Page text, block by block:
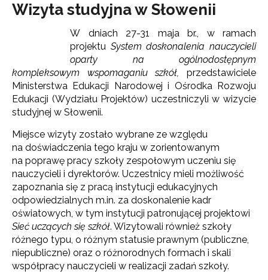
Wizyta studyjna w Słowenii
W dniach 27-31 maja br., w ramach
projektu System doskonalenia nauczycieli
oparty na ogólnodostępnym
kompleksowym wspomaganiu szkół, przedstawiciele
Ministerstwa Edukacji Narodowej i Ośrodka Rozwoju
Edukacji (Wydziału Projektów) uczestniczyli w wizycie
studyjnej w Słowenii.
Miejsce wizyty zostało wybrane ze względu
na doświadczenia tego kraju w zorientowanym
na poprawę pracy szkoły zespołowym uczeniu się
nauczycieli i dyrektorów. Uczestnicy mieli możliwość
zapoznania się z pracą instytucji edukacyjnych
odpowiedzialnych m.in. za doskonalenie kadr
oświatowych, w tym instytucji patronującej projektowi
Sieć uczących się szkół. Wizytowali również szkoły
różnego typu, o różnym statusie prawnym (publiczne,
niepubliczne) oraz o różnorodnych formach i skali
współpracy nauczycieli w realizacji zadań szkoły.